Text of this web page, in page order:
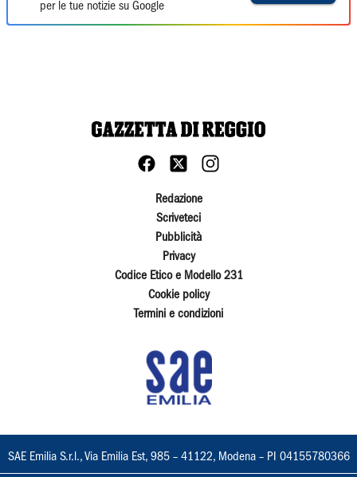
per le tue notizie su Google
Redazione
Scriveteci
Pubblicità
Privacy
Codice Etico e Modello 231
Cookie policy
Termini e condizioni
SAE Emilia S.r.l., Via Emilia Est, 985 – 41122, Modena – PI 04155780366